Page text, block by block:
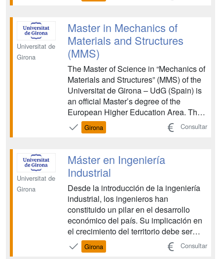
negocio, mediante la innovación y la
sociedad del conoci...
Universitat de
Girona
Master in Mechanics of
Materials and Structures
(MMS)
The Master of Science in “Mechanics of
Materials and Structures” (MMS) of the
Universitat de Girona – UdG (Spain) is
an official Master’s degree of the
European Higher Education Area. The
master MMS is aimed at students who
wish to develop their knowledge and
behaviour of materials and structures.
The objective...
Girona Consultar
Universitat de
Girona
Máster en Ingeniería
Industrial
Desde la introducción de la ingeniería
industrial, los ingenieros han
constituido un pilar en el desarrollo
económico del país. Su implicación en
el crecimiento del territorio debe ser
primordial, tanto en la creación de
nuevos proyectos industriales como en
Girona Consultar